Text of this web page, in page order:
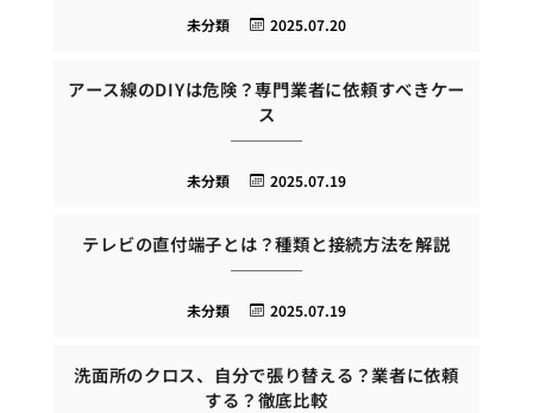
2025.07.20
未分類
アース線のDIYは危険？専門業者に依頼すべきケー
ス
2025.07.19
未分類
テレビの直付端子とは？種類と接続方法を解説
2025.07.19
未分類
洗面所のクロス、自分で張り替える？業者に依頼
する？徹底比較